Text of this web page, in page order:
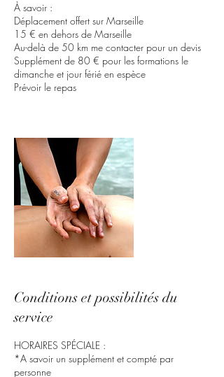
À savoir :
Déplacement offert sur Marseille
15 € en dehors de Marseille
Au-delà de 50 km me contacter pour un devis
Supplément de 80 € pour les formations le
dimanche et jour férié en espèce
Prévoir le repas
Conditions et possibilités du
service
HORAIRES SPÉCIALE :
*A savoir un supplément et compté par
personne